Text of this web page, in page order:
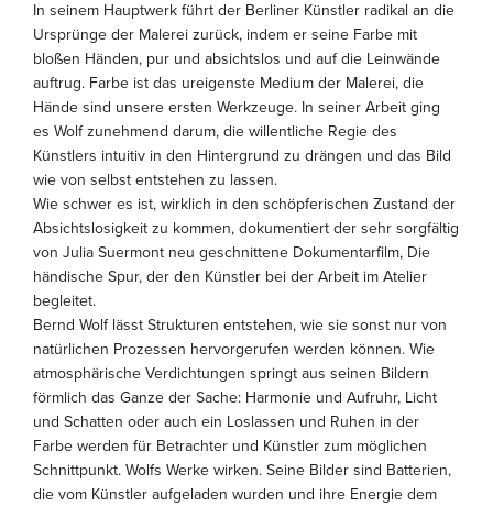
In seinem Hauptwerk führt der Berliner Künstler radikal an die
Ursprünge der Malerei zurück, indem er seine Farbe mit
bloßen Händen, pur und absichtslos und auf die Leinwände
auftrug. Farbe ist das ureigenste Medium der Malerei, die
Hände sind unsere ersten Werkzeuge. In seiner Arbeit ging
es Wolf zunehmend darum, die willentliche Regie des
Künstlers intuitiv in den Hintergrund zu drängen und das Bild
wie von selbst entstehen zu lassen.
Wie schwer es ist, wirklich in den schöpferischen Zustand der
Absichtslosigkeit zu kommen, dokumentiert der sehr sorgfältig
von Julia Suermont neu geschnittene Dokumentarfilm, Die
händische Spur, der den Künstler bei der Arbeit im Atelier
begleitet.
Bernd Wolf lässt Strukturen entstehen, wie sie sonst nur von
natürlichen Prozessen hervorgerufen werden können. Wie
atmosphärische Verdichtungen springt aus seinen Bildern
förmlich das Ganze der Sache: Harmonie und Aufruhr, Licht
und Schatten oder auch ein Loslassen und Ruhen in der
Farbe werden für Betrachter und Künstler zum möglichen
Schnittpunkt. Wolfs Werke wirken. Seine Bilder sind Batterien,
die vom Künstler aufgeladen wurden und ihre Energie dem